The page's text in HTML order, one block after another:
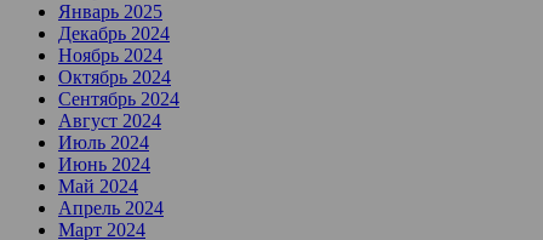
Январь 2025
Декабрь 2024
Ноябрь 2024
Октябрь 2024
Сентябрь 2024
Август 2024
Июль 2024
Июнь 2024
Май 2024
Апрель 2024
Март 2024